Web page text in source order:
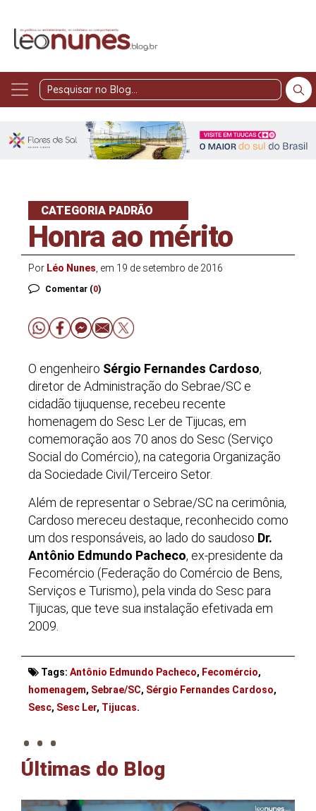
Pesquisar
Blog
CATEGORIA PADRÃO
Honra ao mérito
Por Léo Nunes , em 19 de setembro de 2016
Comentar (0)
O engenheiro Sérgio Fernandes Cardoso,
diretor de Administração do Sebrae/SC e
cidadão tijuquense, recebeu recente
homenagem do Sesc Ler de Tijucas, em
comemoração aos 70 anos do Sesc (Serviço
Social do Comércio), na categoria Organização
da Sociedade Civil/Terceiro Setor.
Além de representar o Sebrae/SC na cerimônia,
Cardoso mereceu destaque, reconhecido como
um dos responsáveis, ao lado do saudoso Dr.
Antônio Edmundo Pacheco, ex-presidente da
Fecomércio (Federação do Comércio de Bens,
Serviços e Turismo), pela vinda do Sesc para
Tijucas, que teve sua instalação efetivada em
2009.
Tags: Antônio Edmundo Pacheco, Fecomércio,
homenagem, Sebrae/SC, Sérgio Fernandes Cardoso,
Sesc, Sesc Ler, Tijucas.
. . .
Últimas do Blog